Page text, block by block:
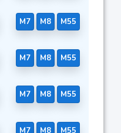
M7 M8 M55
M7 M8 M55
M7 M8 M55
M7 M8 M55